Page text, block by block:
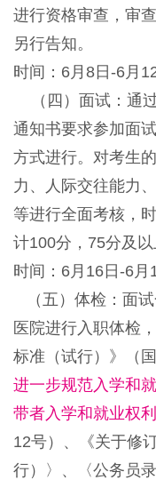
进行资格审查，审
另行告知。
时间：6月8日-6月
（四）面试：通
通知书要求参加面
方式进行。对考生
力、人际交往能力
等进行全面考核，
计100分，75分及以
时间：6月16日-6月
（五）体检：面
医院进行入职体检
标准（试行）》（
进一步规范入学和
带者入学和就业权利
12号）、《关于修
行）〉、〈公务员